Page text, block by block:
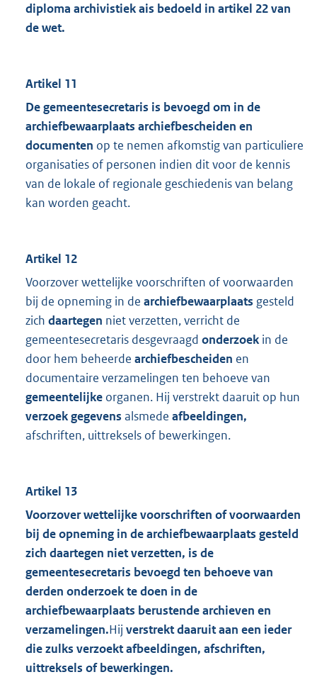
diploma archivistiek ais bedoeld in artikel 22 van
de wet.
Artikel 11
De gemeentesecretaris is bevoegd om in de
archiefbewaarplaats archiefbescheiden en
documenten op te nemen afkomstig van particuliere
organisaties of personen indien dit voor de kennis
van de lokale of regionale geschiedenis van belang
kan worden geacht.
Artikel 12
Voorzover wettelijke voorschriften of voorwaarden
bij de opneming in de archiefbewaarplaats gesteld
zich daartegen niet verzetten, verricht de
gemeentesecretaris desgevraagd onderzoek in de
door hem beheerde archiefbescheiden en
documentaire verzamelingen ten behoeve van
gemeentelijke organen. Hij verstrekt daaruit op hun
verzoek gegevens alsmede afbeeldingen,
afschriften, uittreksels of bewerkingen.
Artikel 13
Voorzover wettelijke voorschriften of voorwaarden
bij de opneming in de archiefbewaarplaats gesteld
zich daartegen niet verzetten, is de
gemeentesecretaris bevoegd ten behoeve van
derden onderzoek te doen in de
archiefbewaarplaats berustende archieven en
verzamelingen.Hij verstrektdaaruit aan een ieder
die zulks verzoekt afbeeldingen, afschriften,
uittreksels of bewerkingen.